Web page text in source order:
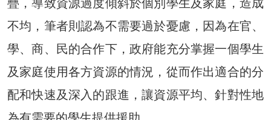
不均，筆者則認為不需要過於憂慮，因為在官、
學、商、民的合作下，政府能充分掌握一個學生
及家庭使用各方資源的情況，從而作出適合的分
配和快速及深入的跟進，讓資源平均、針對性地